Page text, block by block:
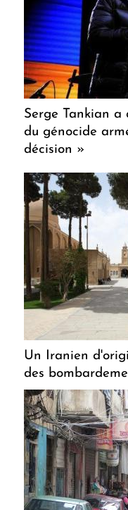
Serge Tankian a
du génocide
décision »
Un Iranien
des